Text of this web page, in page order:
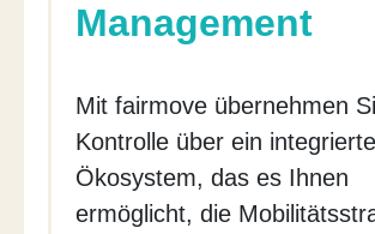
Management
Mit fairmove übernehmen
Kontrolle über ein
Ökosystem, das es Ihnen
ermöglicht, die